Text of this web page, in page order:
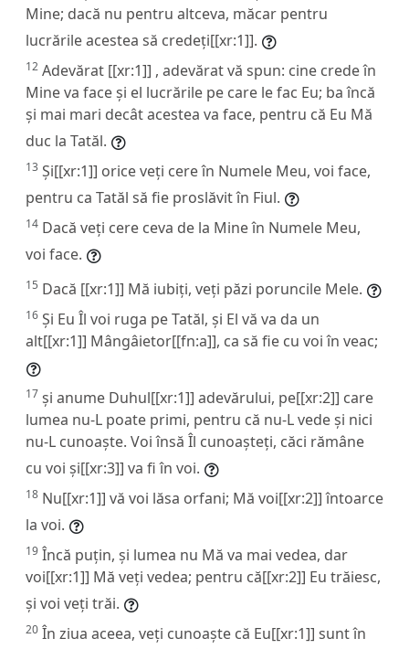
Mine; dacă nu pentru altceva, măcar pentru
lucrările acestea să credeți[[xr:1]].
12 Adevărat [[xr:1]] , adevărat vă spun: cine crede în
Mine va face și el lucrările pe care le fac Eu; ba încă
și mai mari decât acestea va face, pentru că Eu Mă
duc la Tatăl.
13 Și[[xr:1]] orice veți cere în Numele Meu, voi face,
pentru ca Tatăl să fie proslăvit în Fiul.
14 Dacă veți cere ceva de la Mine în Numele Meu,
voi face.
15 Dacă [[xr:1]] Mă iubiți, veți păzi poruncile Mele.
16 Și Eu Îl voi ruga pe Tatăl, și El vă va da un
alt[[xr:1]] Mângâietor[[fn:a]], ca să fie cu voi în veac;
17 și anume Duhul[[xr:1]] adevărului, pe[[xr:2]] care
lumea nu-L poate primi, pentru că nu-L vede și nici
nu-L cunoaște. Voi însă Îl cunoașteți, căci rămâne
cu voi și[[xr:3]] va fi în voi.
18 Nu[[xr:1]] vă voi lăsa orfani; Mă voi[[xr:2]] întoarce
la voi.
19 Încă puțin, și lumea nu Mă va mai vedea, dar
voi[[xr:1]] Mă veți vedea; pentru că[[xr:2]] Eu trăiesc,
și voi veți trăi.
20 În ziua aceea, veți cunoaște că Eu[[xr:1]] sunt în